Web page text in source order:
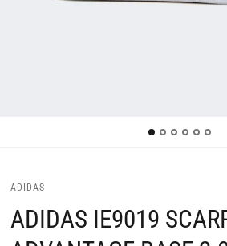
ADIDAS
ADIDAS IE9019